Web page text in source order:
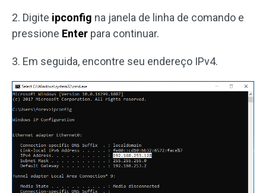
2. Digite ipconfig na janela de linha de comando e
pressione Enter para continuar.
3. Em seguida, encontre seu endereço IPv4.